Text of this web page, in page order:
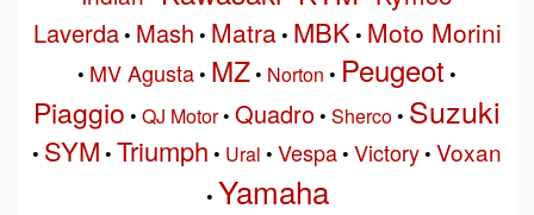
Laverda• Mash • Matra• MBK• Moto Morini
• MV Agusta• MZ• Norton • Peugeot •
Piaggio • QJ Motor• Quadro• Sherco• Suzuki
• SYM • Triumph • Ural • Vespa• Victory• Voxan
• Yamaha